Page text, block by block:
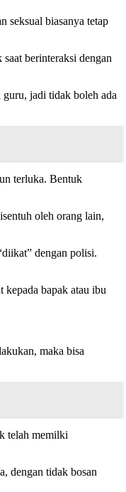
seksual biasanya tetap
berinteraksi dengan
jadi tidak boleh ada
terluka. Bentuk
oleh orang lain,
dengan polisi.
kepada bapak atau ibu
maka bisa
telah memilki
dengan tidak bosan